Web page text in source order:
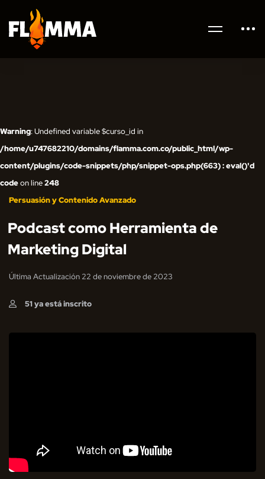
Warning: Undefined variable $curso_id in
/home/u747682210/domains/flamma.com.co/public_html/wp-
content/plugins/code-snippets/php/snippet-ops.php(663) : eval()'d
codeon line248
Persuasión y Contenido Avanzado
Podcast como Herramienta de
Marketing Digital
Última Actualización 22 de noviembre de 2023
51 ya está inscrito